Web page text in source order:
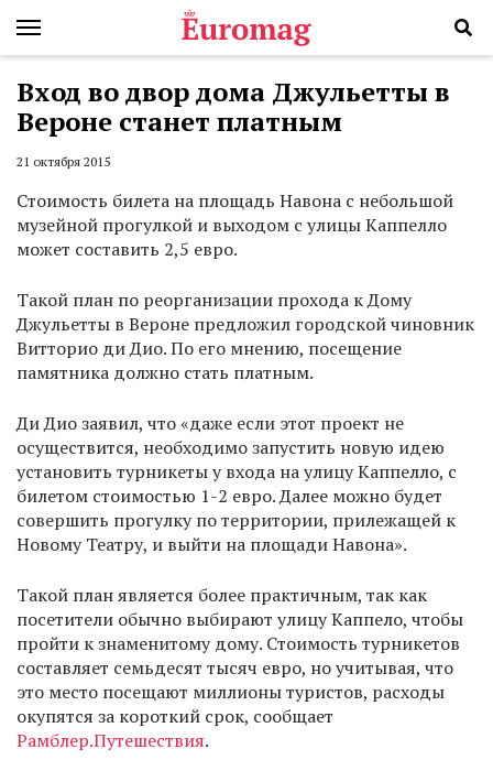
Вход во двор дома Джульетты в
Вероне станет платным
21 октября 2015
Стоимость билета на площадь Навона с небольшой
музейной прогулкой и выходом с улицы Каппелло
может составить 2,5 евро.
Такой план по реорганизации прохода к Дому
Джульетты в Вероне предложил городской чиновник
Витторио ди Дио. По его мнению, посещение
памятника должно стать платным.
Ди Дио заявил, что «даже если этот проект не
осуществится, необходимо запустить новую идею
установить турникеты у входа на улицу Каппелло, с
билетом стоимостью 1-2 евро. Далее можно будет
совершить прогулку по территории, прилежащей к
Новому Театру, и выйти на площади Навона».
Такой план является более практичным, так как
посетители обычно выбирают улицу Каппело, чтобы
пройти к знаменитому дому. Стоимость турникетов
составляет семьдесят тысяч евро, но учитывая, что
это место посещают миллионы туристов, расходы
окупятся за короткий срок, сообщает
Рамблер.Путешествия.